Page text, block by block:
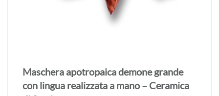
Maschera apotropaica demone grande
realizzata a mano – Ceramica di Seminara